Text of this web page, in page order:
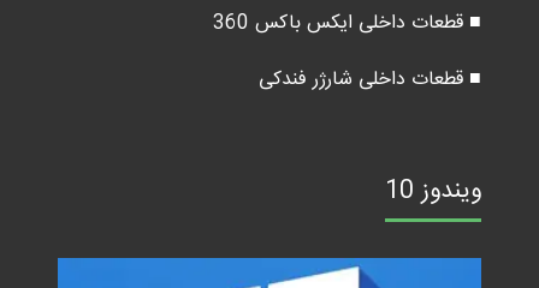
■ قطعات داخلی ایکس باکس 360
■ قطعات داخلی شارژر فندکی
ویندوز 10